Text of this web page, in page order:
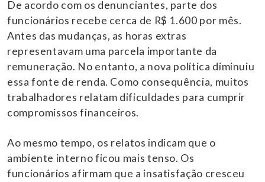
De acordo com os denunciantes, parte dos
funcionários recebe cerca de R$ 1.600 por mês.
Antes das mudanças, as horas extras
representavam uma parcela importante da
remuneração. No entanto, a nova política diminuiu
essa fonte de renda. Como consequência, muitos
trabalhadores relatam dificuldades para cumprir
compromissos financeiros.
Ao mesmo tempo, os relatos indicam que o
ambiente interno ficou mais tenso. Os
funcionários afirmam que a insatisfação cresceu